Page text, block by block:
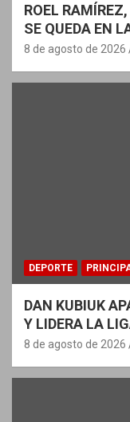
ROEL
SE QUEDA EN
8 de agosto de 2026
DEPORTE
DAN KUBIUK
Y LIDERA LA
8 de agosto de 2026